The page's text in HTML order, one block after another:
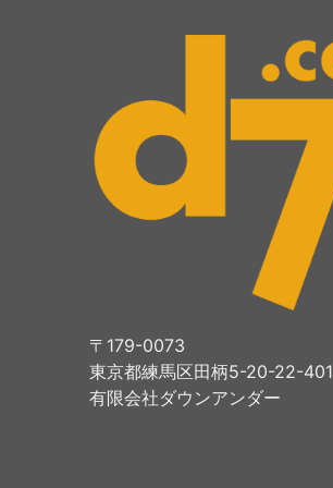
〒179-0073
東京都練馬区田柄5-20-22-401
有限会社ダウンアンダー